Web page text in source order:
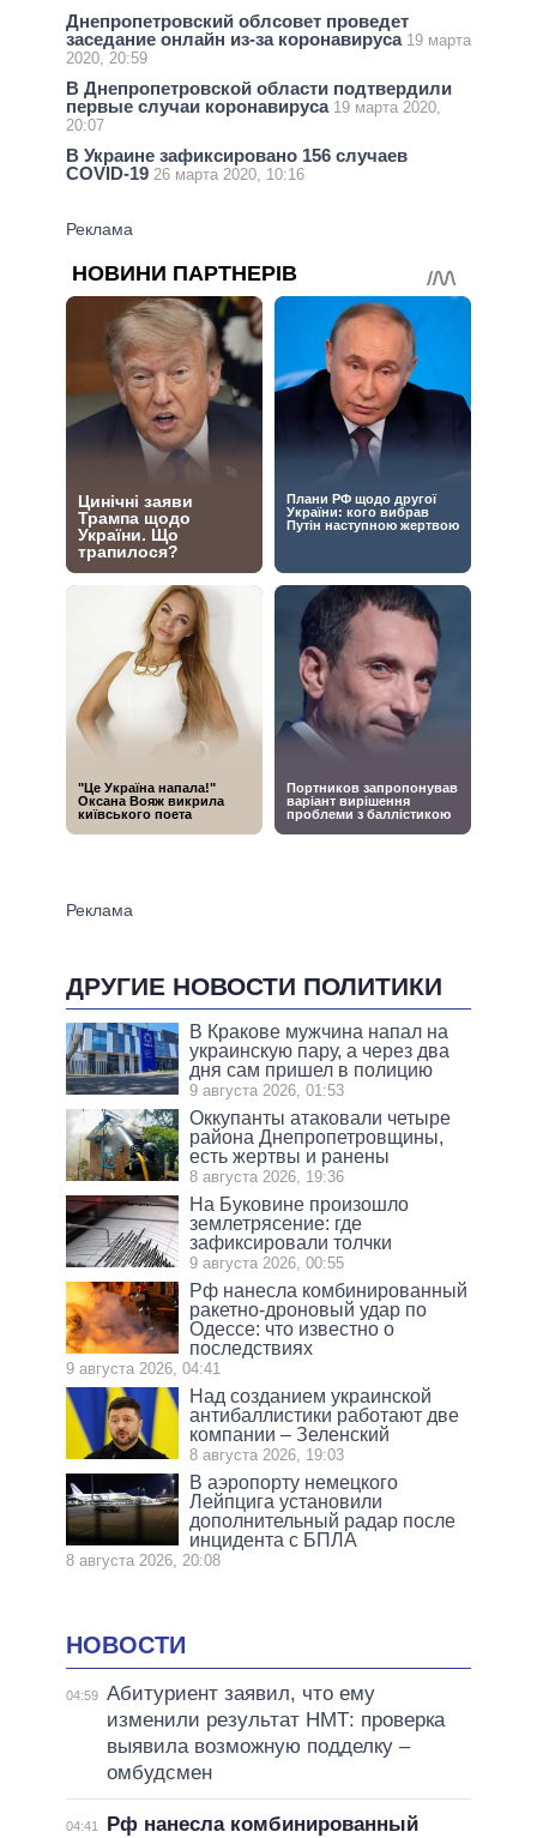
Днепропетровский облсовет проведет
заседание онлайн из-за коронавируса 19 марта
2020, 20:59
В Днепропетровской области подтвердили
первые случаи коронавируса 19 марта 2020,
20:07
В Украине зафиксировано 156 случаев
COVID-19 26 марта 2020, 10:16
ДРУГИЕ НОВОСТИ ПОЛИТИКИ
В Кракове мужчина напал на
украинскую пару, а через два
дня сам пришел в полицию
9 августа 2026, 01:53
Оккупанты атаковали четыре
района Днепропетровщины,
есть жертвы и ранены
8 августа 2026, 19:36
На Буковине произошло
землетрясение: где
зафиксировали толчки
9 августа 2026, 00:55
Рф нанесла комбинированный
ракетно-дроновый удар по
Одессе: что известно о
последствиях
9 августа 2026, 04:41
Над созданием украинской
антибаллистики работают две
компании – Зеленский
8 августа 2026, 19:03
В аэропорту немецкого
Лейпцига установили
дополнительный радар после
инцидента с БПЛА
8 августа 2026, 20:08
НОВОСТИ
04:59 Абитуриент заявил, что ему
изменили результат НМТ: проверка
выявила возможную подделку –
омбудсмен
04:41
Рф нанесла комбинированный